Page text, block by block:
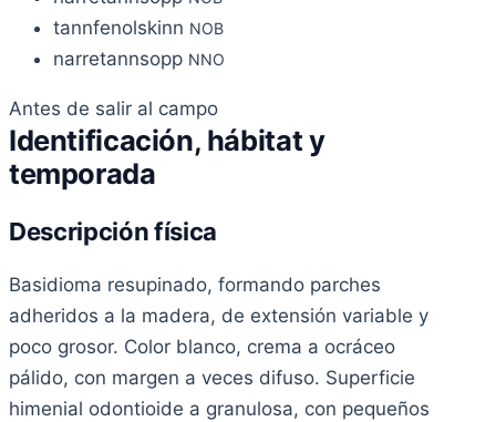
tannfenolskinn NOB
narretannsopp NNO
Antes de salir al campo
Identificación, hábitat y
temporada
Descripción física
Basidioma resupinado, formando parches
adheridos a la madera, de extensión variable y
poco grosor. Color blanco, crema a ocráceo
pálido, con margen a veces difuso. Superficie
himenial odontioide a granulosa, con pequeños